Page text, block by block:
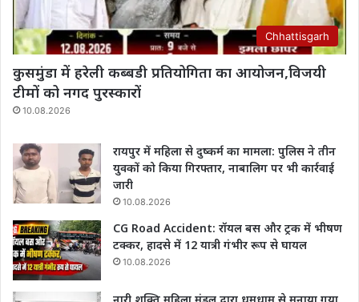
Chhattisgarh
कुसमुंडा में हरेली कब्बडी प्रतियोगिता का आयोजन,विजयी
टीमों को नगद पुरस्कारों
10.08.2026
रायपुर में महिला से दुष्कर्म का मामला: पुलिस ने तीन
युवकों को किया गिरफ्तार, नाबालिग पर भी कार्रवाई
जारी
10.08.2026
CG Road Accident: रॉयल बस और ट्रक में भीषण
टक्कर, हादसे में 12 यात्री गंभीर रूप से घायल
10.08.2026